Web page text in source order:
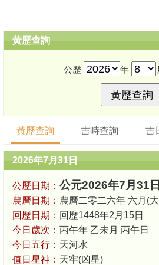
黃歷查詢
公歷 年
黃歷查詢 吉時查詢 吉
2026年7月31日
公歷日期： 公元2026年7月31
農曆日期： 農曆二零二六年 六月(
回歷日期： 回歷1448年2月15日
今日歲次： 丙午年 乙未月 丙午日
今日五行： 天河水
值日星神： 天牢(凶星)